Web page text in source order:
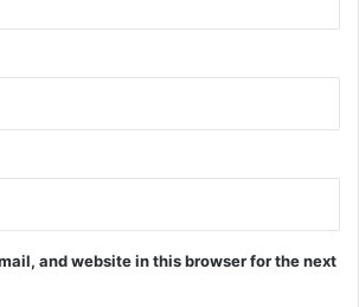
and website in this browser for the next